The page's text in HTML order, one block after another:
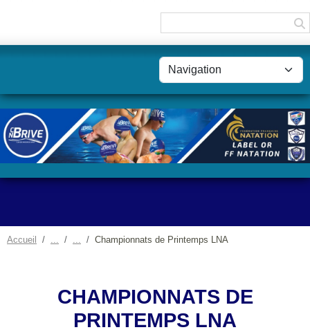
Accueil Championnats de Printemps LNA
CHAMPIONNATS DE
PRINTEMPS LNA